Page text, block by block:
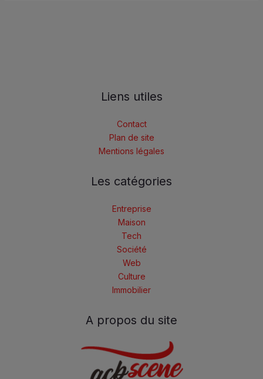
Liens utiles
Contact
Plan de site
Mentions légales
Les catégories
Entreprise
Maison
Tech
Société
Web
Culture
Immobilier
A propos du site